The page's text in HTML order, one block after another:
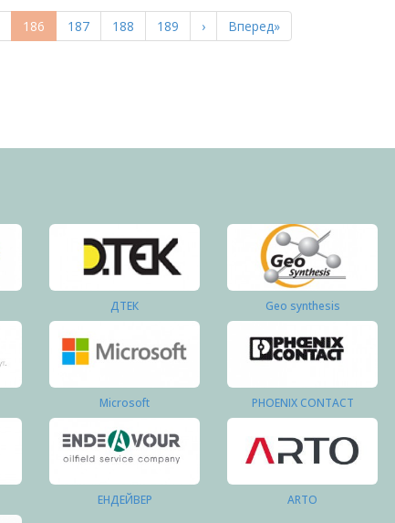
Поточна
сторінка
186 Page
187 Page
188 Page
189
Наступна
сторінка
›
Остання
сторінка
Вперед»
ДТЕК Geo synthesis
Microsoft PHOENIX CONTACT
ЕНДЕЙВЕР ARTO